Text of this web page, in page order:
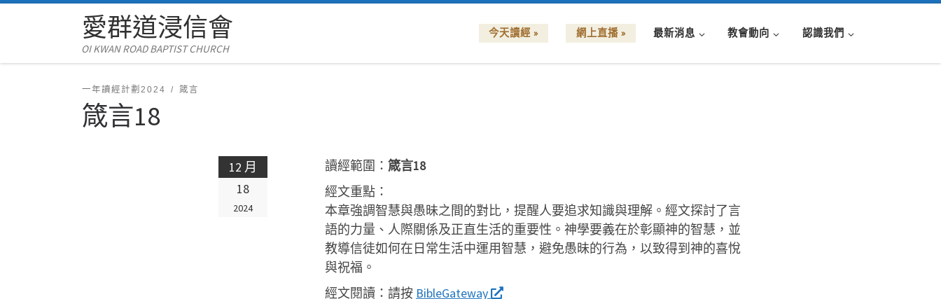
Skip to content愛群道浸信會
OI KWAN ROAD BAPTIST CHURCH
今天讀經 » 網上直播 » 最新消息 教會動向 認識我們
一年讀經計劃2024 箴言
箴言18
12 月
18
2024
讀經範圍： 箴言18
經文重點：
本章強調智慧與愚昧之間的對比，提醒人要追求知識與理解。經文探討了言
語的力量、人際關係及正直生活的重要性。神學要義在於彰顯神的智慧，並
教導信徒如何在日常生活中運用智慧，避免愚昧的行為，以致得到神的喜悅
與祝福。
經文閱讀： 請按 BibleGateway